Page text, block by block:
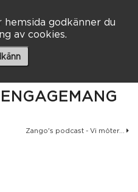
hemsida godkänner du
av cookies.
Zango's podcast - Vi möter...